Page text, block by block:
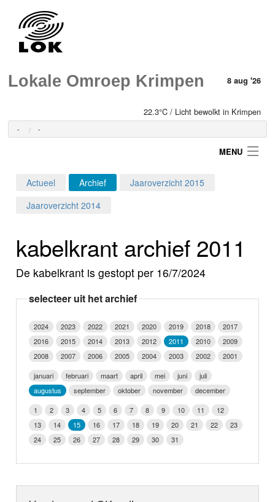
Lokale Omroep Krimpen 8 aug '26
22.3°C / Licht bewolkt in Krimpen
- -
MENU
Programma's
Video
Webcam
Info
Actueel Archief
Jaaroverzicht 2015
Jaaroverzicht 2014
kabelkrant archief 2011
De kabelkrant is gestopt per 16/7/2024
selecteer uit het archief
2024 2023 2022 2021 2020 2019 2018
2017
2016
2015 2014 2013 2012 2011 2010
2009
2008
2007 2006 2005 2004 2003 2002
2001
januari
februari maart april mei juni
juli
augustus
september oktober november
december
1
2 3 4 5 6 7 8 9 10 11
12
13
14 15 16 17 18 19 20 21 22
23
24
25 26 27 28 29 30 31